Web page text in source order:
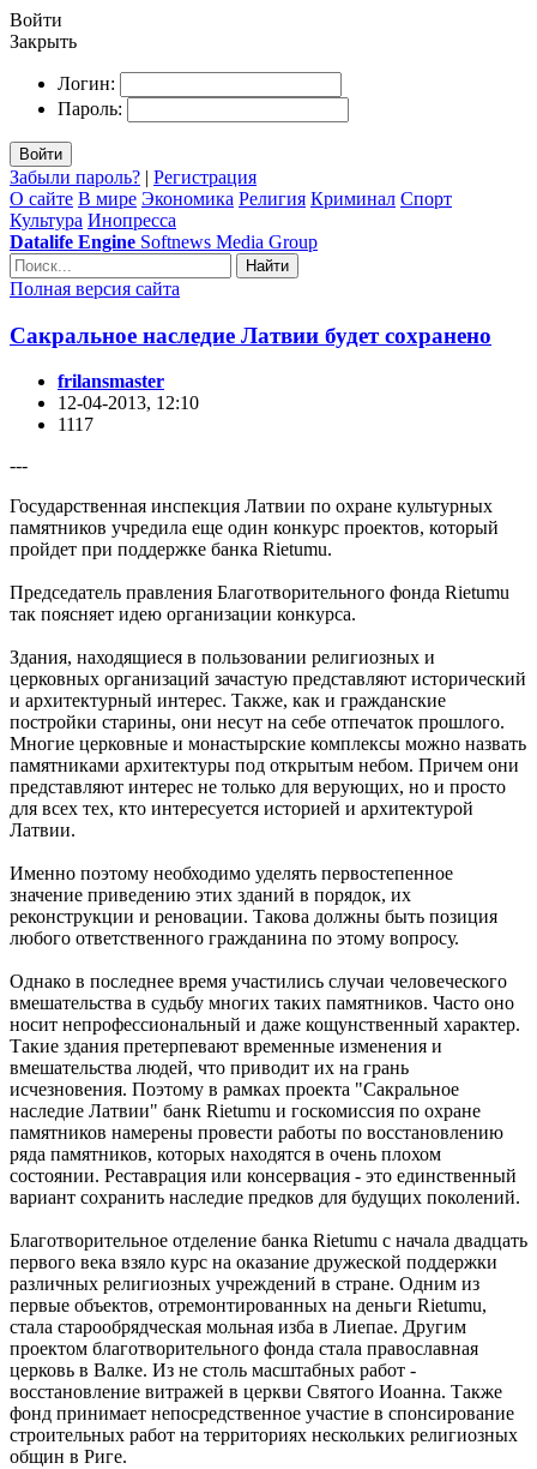
Войти
Закрыть
Логин:
Пароль:
Войти
Забыли пароль? | Регистрация
О сайте В мире Экономика Религия Криминал Спорт
Культура Инопресса
Datalife Engine Softnews Media Group
Найти
Полная версия сайта
Сакральное наследие Латвии будет сохранено
frilansmaster
12-04-2013, 12:10
1117
---
Государственная инспекция Латвии по охране культурных
памятников учредила еще один конкурс проектов, который
пройдет при поддержке банка Rietumu.
Председатель правления Благотворительного фонда Rietumu
так поясняет идею организации конкурса.
Здания, находящиеся в пользовании религиозных и
церковных организаций зачастую представляют исторический
и архитектурный интерес. Также, как и гражданские
постройки старины, они несут на себе отпечаток прошлого.
Многие церковные и монастырские комплексы можно назвать
памятниками архитектуры под открытым небом. Причем они
представляют интерес не только для верующих, но и просто
для всех тех, кто интересуется историей и архитектурой
Латвии.
Именно поэтому необходимо уделять первостепенное
значение приведению этих зданий в порядок, их
реконструкции и реновации. Такова должны быть позиция
любого ответственного гражданина по этому вопросу.
Однако в последнее время участились случаи человеческого
вмешательства в судьбу многих таких памятников. Часто оно
носит непрофессиональный и даже кощунственный характер.
Такие здания претерпевают временные изменения и
вмешательства людей, что приводит их на грань
исчезновения. Поэтому в рамках проекта "Сакральное
наследие Латвии" банк Rietumu и госкомиссия по охране
памятников намерены провести работы по восстановлению
ряда памятников, которых находятся в очень плохом
состоянии. Реставрация или консервация - это единственный
вариант сохранить наследие предков для будущих поколений.
Благотворительное отделение банка Rietumu с начала двадцать
первого века взяло курс на оказание дружеской поддержки
различных религиозных учреждений в стране. Одним из
первые объектов, отремонтированных на деньги Rietumu,
стала старообрядческая мольная изба в Лиепае. Другим
проектом благотворительного фонда стала православная
церковь в Валке. Из не столь масштабных работ -
восстановление витражей в церкви Святого Иоанна. Также
фонд принимает непосредственное участие в спонсирование
строительных работ на территориях нескольких религиозных
общин в Риге.